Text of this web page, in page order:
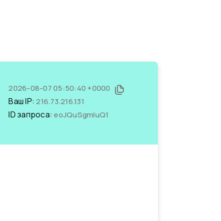
2026-08-07 05:50:40 +0000
Ваш IP:216.73.216.131
ID запроса:eoJQuSgmIuQ1